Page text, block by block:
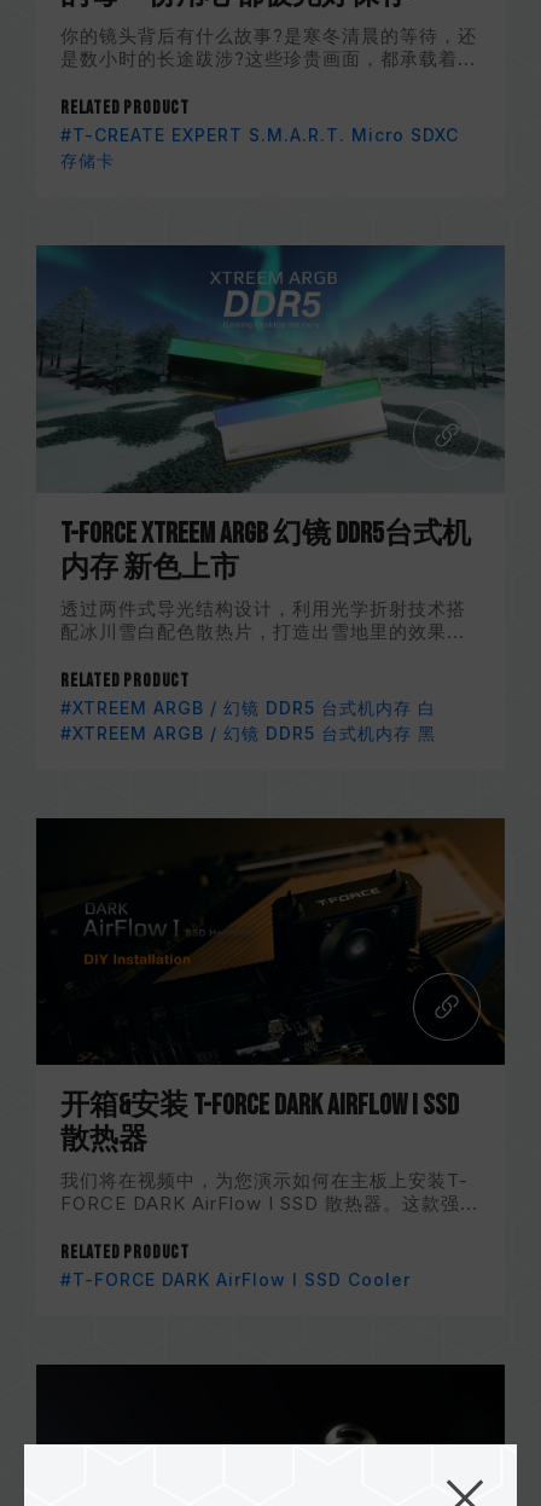
你的镜头背后有什么故事?是寒冬清晨的等待，还
是数小时的长途跋涉?这些珍贵画面，都承载着...
Related Product
#T-CREATE EXPERT S.M.A.R.T. Micro SDXC
存储卡
T-FORCE XTREEM ARGB 幻镜 DDR5台式机
内存 新色上市
透过两件式导光结构设计，利用光学折射技术搭
配冰川雪白配色散热片，打造出雪地里的效果...
Related Product
#XTREEM ARGB / 幻镜 DDR5 台式机内存 白
#XTREEM ARGB / 幻镜 DDR5 台式机内存 黑
开箱&安装 T-FORCE DARK AirFlow I SSD
散热器
我们将在视频中，为您演示如何在主板上安装T-
FORCE DARK AirFlow I SSD 散热器。这款强...
Related Product
#T-FORCE DARK AirFlow I SSD Cooler